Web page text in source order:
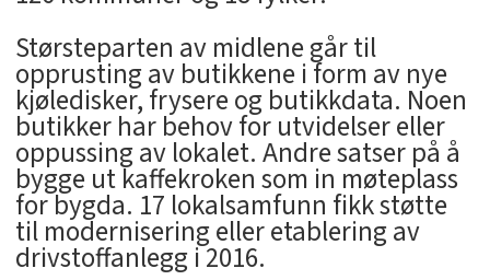
Størsteparten av midlene går til
opprusting av butikkene i form av nye
kjøledisker, frysere og butikkdata. Noen
butikker har behov for utvidelser eller
oppussing av lokalet. Andre satser på å
bygge ut kaffekroken som in møteplass
for bygda. 17 lokalsamfunn fikk støtte
til modernisering eller etablering av
drivstoffanlegg i 2016.